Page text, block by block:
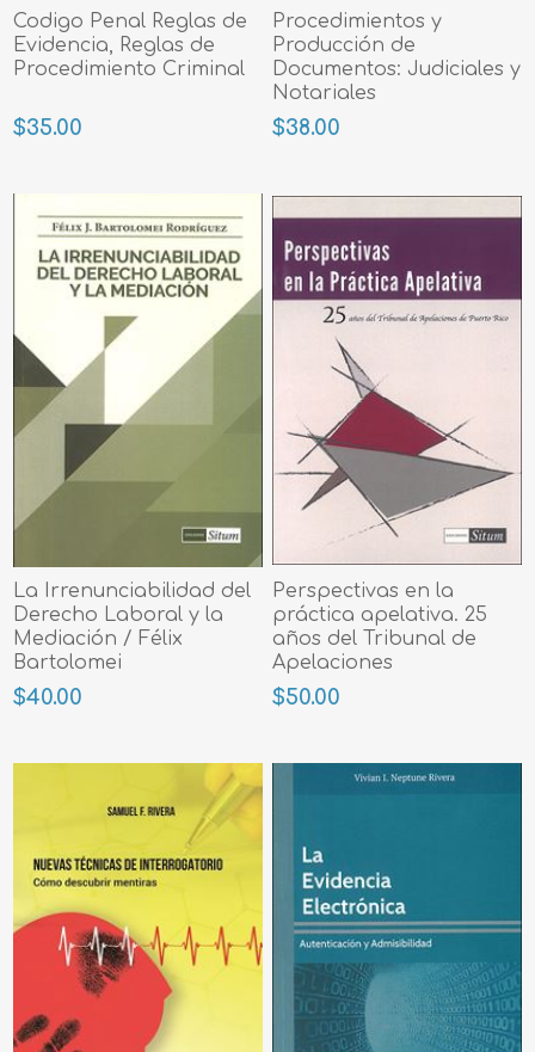
Codigo Penal Reglas de
Evidencia, Reglas de
Procedimiento Criminal
$35.00
Procedimientos y
Producción de
Documentos: Judiciales y
Notariales
$38.00
La Irrenunciabilidad del
Derecho Laboral y la
Mediación / Félix
Bartolomei
$40.00
Perspectivas en la
práctica apelativa. 25
años del Tribunal de
Apelaciones
$50.00